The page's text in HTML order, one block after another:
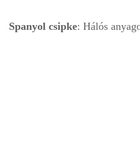
Spanyol csipke: Hálós